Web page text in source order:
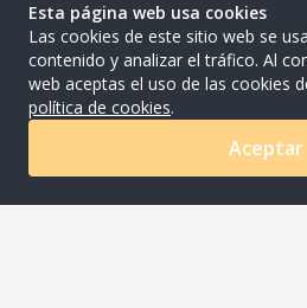
Esta página web usa cookies
Las cookies de este sitio web se
contenido y analizar el tráfico. Al
web aceptas el uso de las cookies
política de cookies.
Aceptar